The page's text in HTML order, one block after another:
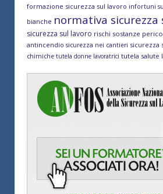
formazione sicurezza sul lavoro infortuni
bianche normativa sicurezza
sicurezza sul lavoro rischi sostanze
antincendio sicurezza nei cantieri sicurezza
chimiche tutela donne lavoratrici tutela salute